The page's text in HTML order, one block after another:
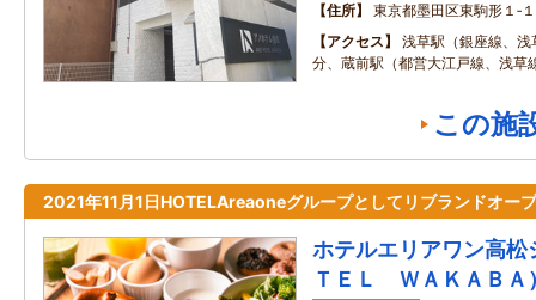
住所
東京都墨田区東駒形１‐
アクセス
浅草駅（銀座線、
分、蔵前駅（都営大江戸線、浅草
この施
2021年11月1日HOTELAreaoneグループとしてリブランドオー
ホテルエリアワン高
ＴＥＬ ＷＡＫＡＢＡ